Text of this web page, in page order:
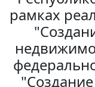
рамках